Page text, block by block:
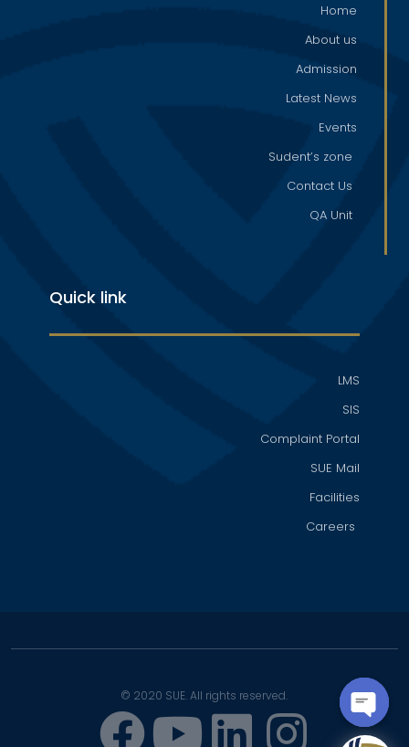
Home
About us
Admission
Latest News
Events
Sudent’s zone
Contact Us
QA Unit
Quick link
LMS
SIS
Complaint Portal
SUE Mail
Facilities
Careers
© 2020 SUE. All rights reserved.
OPEN